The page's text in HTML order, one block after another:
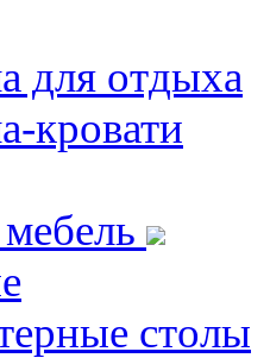
для отдыха
кровати
столы